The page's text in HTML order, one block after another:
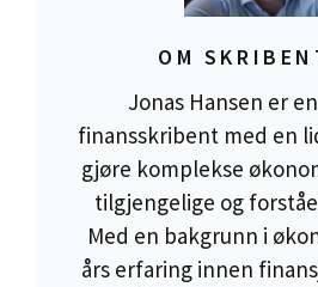
OM
Jonas Hansen er
finansskribent med en
gjøre komplekse
tilgjengelige og
Med en bakgrunn i
års erfaring innen